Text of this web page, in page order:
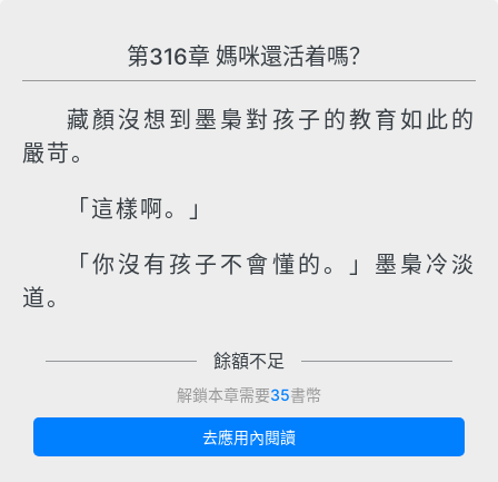
第316章 媽咪還活着嗎？
藏顏沒想到墨梟對孩子的教育如此的
嚴苛。
「這樣啊。」
「你沒有孩子不會懂的。」墨梟冷淡
道。
餘額不足
解鎖本章需要35書幣
去應用內閱讀